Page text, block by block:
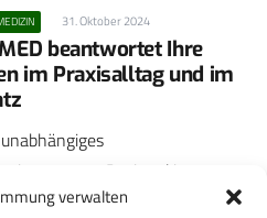
verwalten
31. Oktober 2024
beantwortet Ihre
im Praxisalltag und im
Deximed ist
darauf ausgerichtet, Sie in Ihrer